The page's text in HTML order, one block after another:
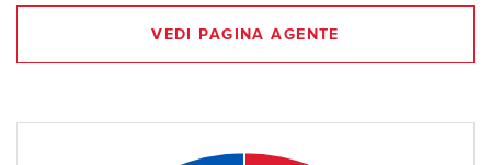
VEDI PAGINA AGENTE